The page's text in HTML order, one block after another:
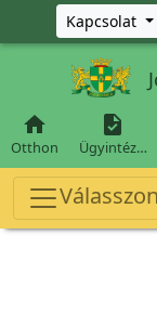
Ugrás a főKapcsolat

Otthon

Ügyintéz…